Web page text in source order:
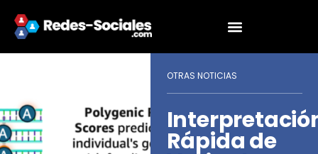
OTRAS NOTICIAS
Rápida de